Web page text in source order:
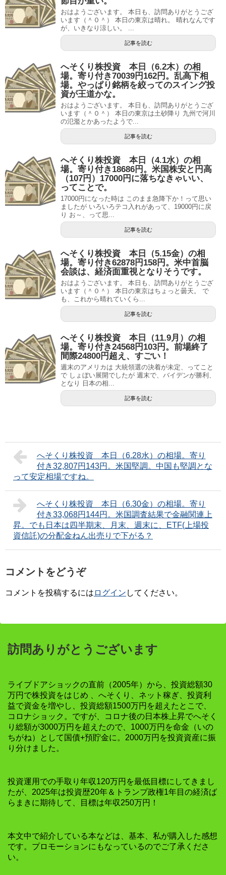
おはようございます。 本日も、訪問ありがとうござ
います（＾０＾） 本日の東京は晴れ。 晴れなんです
が、いきなり涼しい。 ...
記事を読む
へそくり株投資 本日（6.2木）の相
場。寄り付き70039円162円。乱高下相
場。やっぱり銘柄を絞ってのスイング投
資が王道かな。
おはようございます。 本日も、訪問ありがとうござ
います（＾０＾） 本日の東京は土砂降り 九州で河川
の氾濫とかあったようで...
記事を読む
へそくり株投資 本日（4.1水）の相
場。寄り付き18686円。米国株安と円高
（107円）17000円に落ちなきゃいい、
ってことで。
17000円になった時は このまま急降下か！って思い
ましたが いろいろテコ入れがあって、19000円に戻
り お～、って思...
記事を読む
へそくり株投資 本日（5.15金）の相
場。寄り付き62878円158円。米中首脳
会談は、経済面重視となりそうです。
おはようございます。 本日も、訪問ありがとうござ
います（＾０＾） 本日の東京はちょっと曇天。 で
も、これから晴れていくら...
記事を読む
へそくり株投資 本日（11.9月）の相
場。寄り付き24568円103円。前場終了
間際24800円超え、すごい！
週末のアメリカは 大統領選の決着が未定、ってこと
で しょぼい展開でしたが 週末で、バイデンが勝利、
となり 日本の相...
記事を読む
へそくり株投資 本日（6.28水）の相場。寄り
付き32,807円143円。米国堅調。中国も堅調とな
って安定相場ですね。
へそくり株投資 本日（6.30金）の相場。寄り
付き33,068円144円。米国調査結果で金融関連上
昇。でも日本は四半期末、月末、週末に、ETF(上場投
資信託)の分配金ねん出売りで下がる？
コメントをどうぞ
コメントを投稿するには ログイン してください。
訪問ありがとうございます
ライブドアショックの直前（2005年）から、投資総額30
万円で株投資をはじめ 、へそくり、ネット稼ぎ、投資利
益で資金を増やし、投資総額1500万円を超えたとこで、
コロナショック。ですが、コロナ後の日本株上昇でへそく
り総額が3000万円を超えたので、1000万円を命金（いの
ちがね）として国債+預貯金に。2000万円を投資資産に振
り分けました。
投資運用での手取り年収120万円を最低目標にしてきまし
たが、2025年は投資歴20年＆トランプ政権1年目の経済ば
らまきに期待して、目標は年収250万円！
本文中で紹介している本などは、基本、私が購入した感想
です。プロモーションにもなっているのでご了承くださ
い。